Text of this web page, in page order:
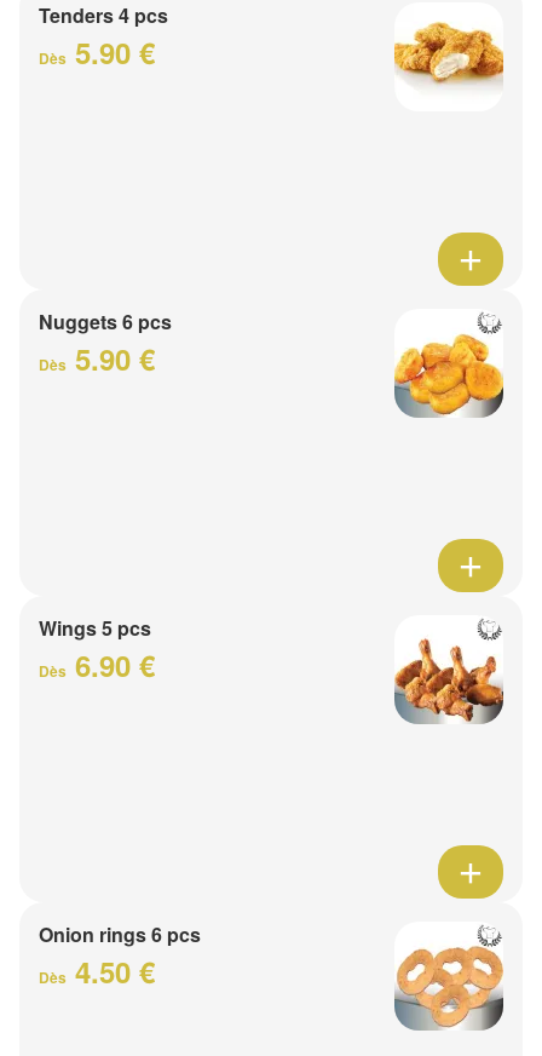
Tenders 4 pcs
Dès 5.90 €
Nuggets 6 pcs
Dès 5.90 €
Wings 5 pcs
Dès 6.90 €
Onion rings 6 pcs
Dès 4.50 €